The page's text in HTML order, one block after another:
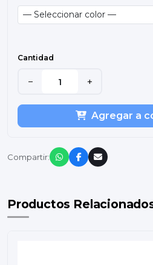
Cantidad
− +
Agregar a
Compartir:
Productos